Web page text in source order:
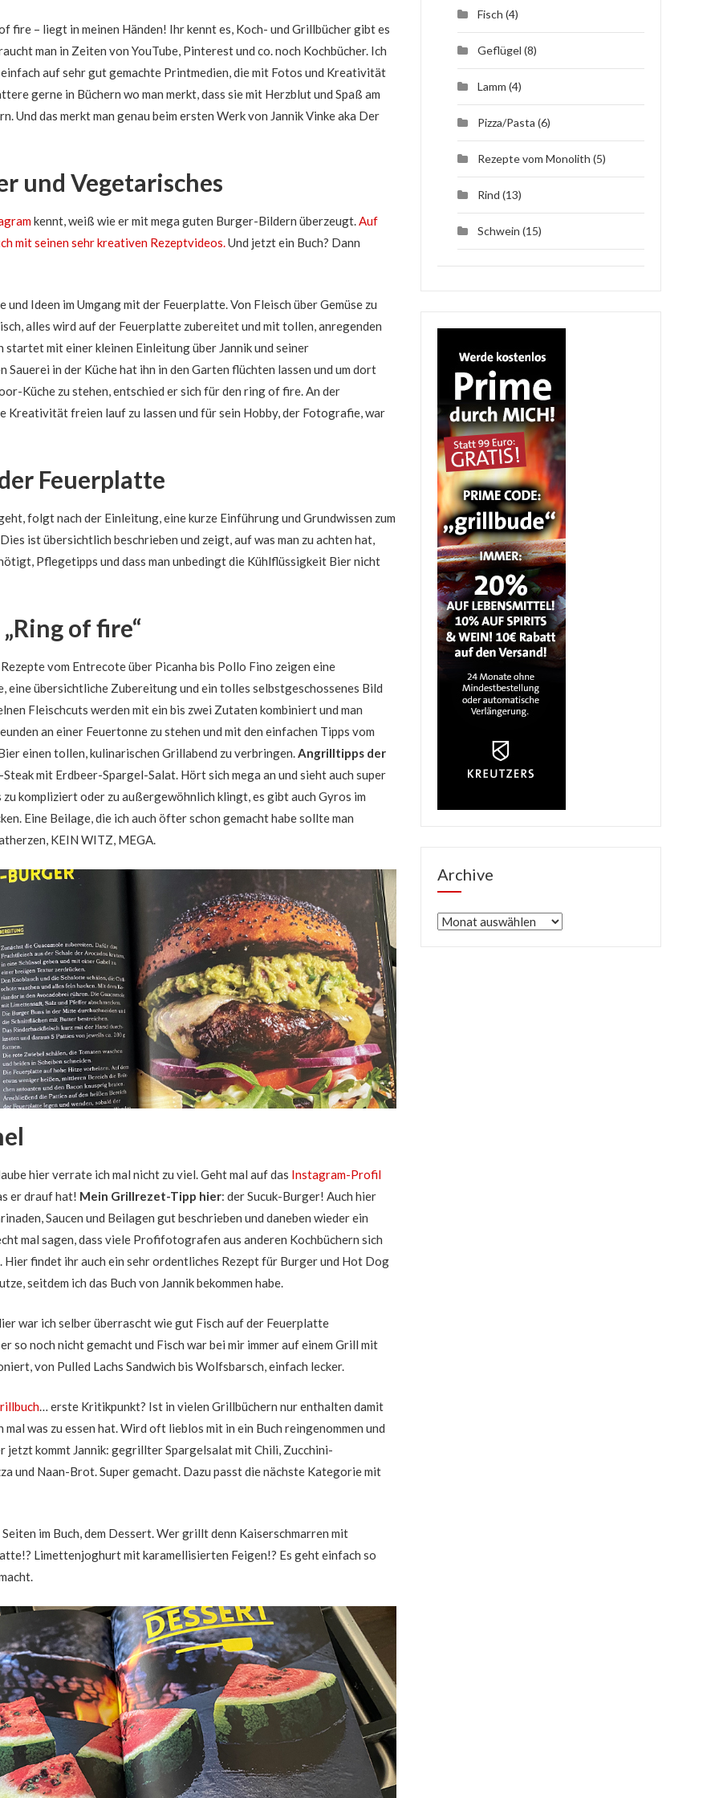
als
nur
dem
Sommer-
Grill-
fire – liegt in meinen Händen! Ihr kennt es, Koch- und Grillbücher gibt es
man in Zeiten von YouTube, Pinterest und co. noch Kochbücher. Ich
auf sehr gut gemachte Printmedien, die mit Fotos und Kreativität
gerne in Büchern wo man merkt, dass sie mit Herzblut und Spaß am
Und das merkt man genau beim ersten Werk von Jannik Vinke aka Der
und Vegetarisches
kennt, weiß wie er mit mega guten Burger-Bildern überzeugt.Auf
mit seinen sehr kreativen Rezeptvideos.Und jetzt ein Buch? Dann
Ideen im Umgang mit der Feuerplatte. Von Fleisch über Gemüse zu
alles wird auf der Feuerplatte zubereitet und mit tollen, anregenden
startet mit einer kleinen Einleitung über Jannik und seiner
in der Küche hat ihn in den Garten flüchten lassen und um dort
Küche zu stehen, entschied er sich für den ring of fire. An der
Kreativität freien lauf zu lassen und für sein Hobby, der Fotografie, war
Feuerplatte
folgt nach der Einleitung, eine kurze Einführung und Grundwissen zum
ist übersichtlich beschrieben und zeigt, auf was man zu achten hat,
Pflegetipps und dass man unbedingt die Kühlflüssigkeit Bier nicht
of fire“
vom Entrecote über Picanha bis Pollo Fino zeigen eine
eine übersichtliche Zubereitung und ein tolles selbstgeschossenes Bild
Fleischcuts werden mit ein bis zwei Zutaten kombiniert und man
an einer Feuertonne zu stehen und mit den einfachen Tipps vom
einen tollen, kulinarischen Grillabend zu verbringen.Angrilltipps der
mit Erdbeer-Spargel-Salat. Hört sich mega an und sieht auch super
zu kompliziert oder zu außergewöhnlich klingt, es gibt auch Gyros im
Eine Beilage, die ich auch öfter schon gemacht habe sollte man
KEIN WITZ, MEGA.
hier verrate ich mal nicht zu viel. Geht mal auf das Instagram-Profil
er drauf hat! Mein Grillrezet-Tipp hier: der Sucuk-Burger! Auch hier
Saucen und Beilagen gut beschrieben und daneben wieder ein
mal sagen, dass viele Profifotografen aus anderen Kochbüchern sich
Hier findet ihr auch ein sehr ordentliches Rezept für Burger und Hot Dog
seitdem ich das Buch von Jannik bekommen habe.
war ich selber überrascht wie gut Fisch auf der Feuerplatte
so noch nicht gemacht und Fisch war bei mir immer auf einem Grill mit
von Pulled Lachs Sandwich bis Wolfsbarsch, einfach lecker.
… erste Kritikpunkt? Ist in vielen Grillbüchern nur enthalten damit
was zu essen hat. Wird oft lieblos mit in ein Buch reingenommen und
jetzt kommt Jannik: gegrillter Spargelsalat mit Chili, Zucchini-
und Naan-Brot. Super gemacht. Dazu passt die nächste Kategorie mit
im Buch, dem Dessert. Wer grillt denn Kaiserschmarren mit
Limettenjoghurt mit karamellisierten Feigen!? Es geht einfach so
Fisch (4)
Geflügel (8)
Lamm (4)
Pizza/Pasta (6)
Rezepte vom Monolith (5)
Rind (13)
Schwein (15)
Archive
Archive